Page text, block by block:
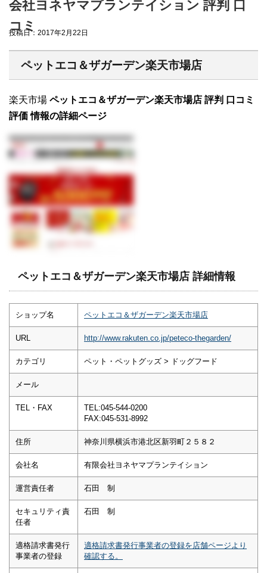
会社ヨネヤマプランテイション 評判 口
コミ
投稿日： 2017年2月22日
ペットエコ＆ザガーデン楽天市場店
楽天市場 ペットエコ＆ザガーデン楽天市場店 評判 口コミ
評価 情報の詳細ページ
ペットエコ＆ザガーデン楽天市場店 詳細情報
ショップ名 ペットエコ＆ザガーデン楽天市場店
URL http://www.rakuten.co.jp/peteco-thegarden/
カテゴリ ペット・ペットグッズ > ドッグフード
メール
TEL・FAX
TEL:045-544-0200
FAX:045-531-8992
住所 神奈川県横浜市港北区新羽町２５８２
会社名 有限会社ヨネヤマプランテイション
運営責任者 石田 制
セキュリティ責
任者
石田 制
適格請求書発行
事業者の登録
適格請求書発行事業者の登録を店舗ページより
確認する。